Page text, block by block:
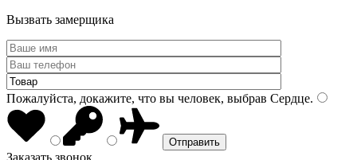
Вызвать замерщика
Пожалуйста, докажите, что вы человек, выбрав Сердце.
Заказать звонок